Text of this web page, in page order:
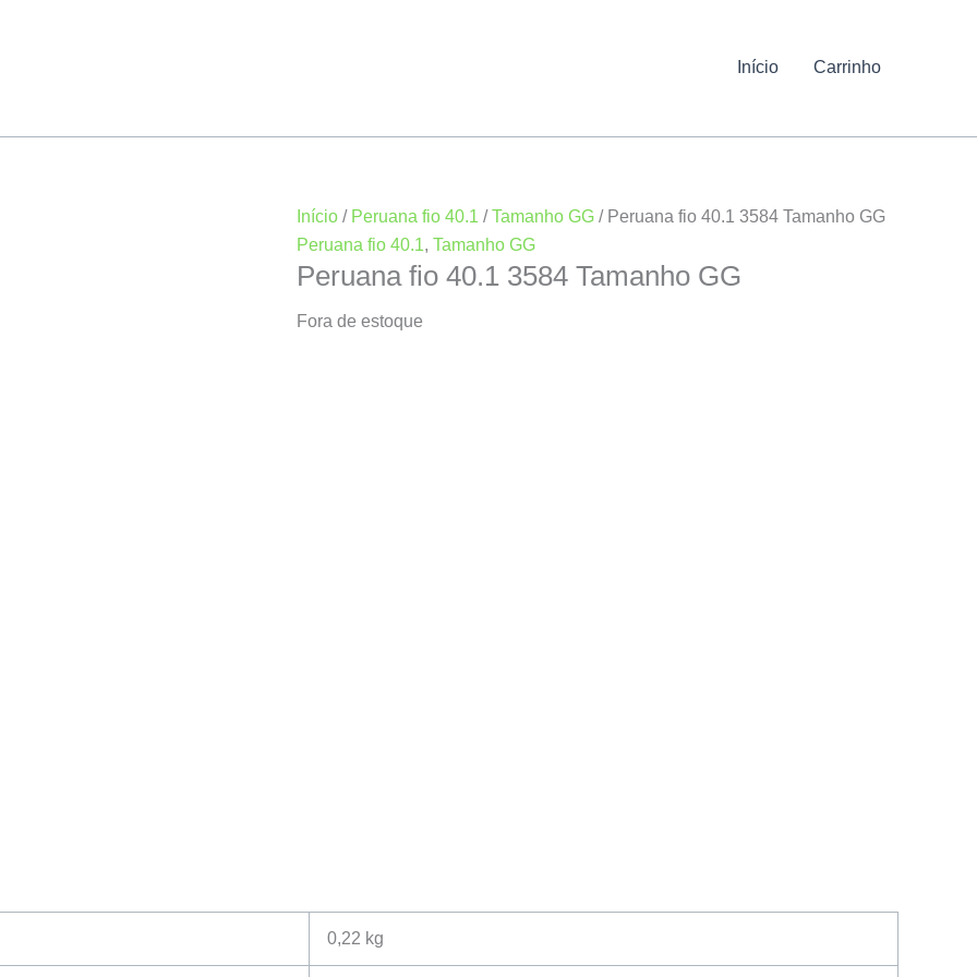
Início Carrinho
Início / Peruana fio 40.1 /Tamanho GG / Peruana fio 40.1 3584 Tamanho GG
Peruana fio 40.1, Tamanho GG
Peruana fio 40.1 3584 Tamanho GG
Fora de estoque
0,22 kg